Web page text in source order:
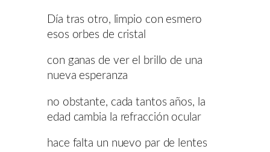
Día tras otro, limpio con esmero
esos orbes de cristal
con ganas de ver el brillo de una
nueva esperanza
no obstante, cada tantos años, la
edad cambia la refracción ocular
hace falta un nuevo par de lentes